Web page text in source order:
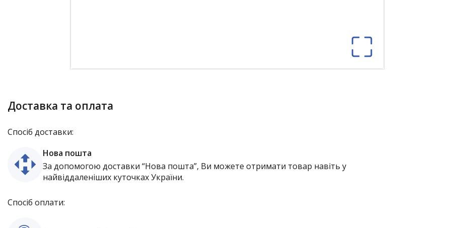
Доставка та оплата
Спосіб доставки:
Нова пошта
За допомогою доставки “Нова пошта”, Ви можете отримати товар навіть у
найвіддаленіших куточках України.
Спосіб оплати: